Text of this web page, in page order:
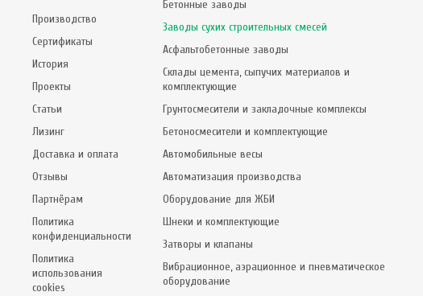
Производство
Сертификаты
История
Проекты
Статьи
Лизинг
Доставка и оплата
Отзывы
Партнёрам
Политика
конфиденциальности
Политика
использования
cookies
Бетонные заводы
Заводы сухих строительных смесей
Асфальтобетонные заводы
Склады цемента, сыпучих материалов и
комплектующие
Грунтосмесители и закладочные комплексы
Бетоносмесители и комплектующие
Автомобильные весы
Автоматизация производства
Оборудование для ЖБИ
Шнеки и комплектующие
Затворы и клапаны
Вибрационное, аэрационное и пневматическое
оборудование